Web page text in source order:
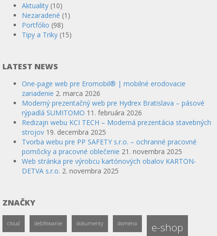
Aktuality (10)
Nezaradené (1)
Portfólio (98)
Tipy a Triky (15)
LATEST NEWS
One-page web pre Eromobil® | mobilné erodovacie
zariadenie 2. marca 2026
Moderný prezentačný web pre Hydrex Bratislava – pásové
rýpadlá SUMITOMO 11. februára 2026
Redizajn webu KCI TECH – Moderná prezentácia stavebných
strojov 19. decembra 2025
Tvorba webu pre PP SAFETY s.r.o. – ochranné pracovné
pomôcky a pracovné oblečenie 21. novembra 2025
Web stránka pre výrobcu kartónových obalov KARTON-
DETVA s.r.o. 2. novembra 2025
ZNAČKY
cloud dešifrovanie dokumenty doména e-shop